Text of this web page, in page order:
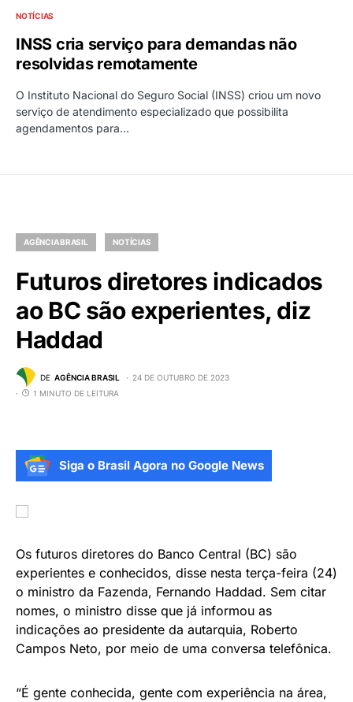
NOTÍCIAS
INSS cria serviço para demandas não
resolvidas remotamente
O Instituto Nacional do Seguro Social (INSS) criou um novo
serviço de atendimento especializado que possibilita
agendamentos para…
AGÊNCIA BRASIL NOTÍCIAS
Futuros diretores indicados
ao BC são experientes, diz
Haddad
DE AGÊNCIA BRASIL
24 DE OUTUBRO DE 2023
1 MINUTO DE LEITURA
Siga o Brasil Agora no Google News
Os futuros diretores do Banco Central (BC) são
experientes e conhecidos, disse nesta terça-feira (24)
o ministro da Fazenda, Fernando Haddad. Sem citar
nomes, o ministro disse que já informou as
indicações ao presidente da autarquia, Roberto
Campos Neto, por meio de uma conversa telefônica.
“É gente conhecida, gente com experiência na área,